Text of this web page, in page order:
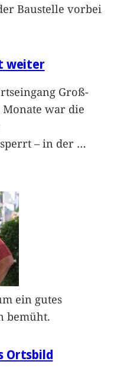
Baustelle vorbei
weiter
Groß-
war die
– in der …
ein gutes
bemüht.
Ortsbild